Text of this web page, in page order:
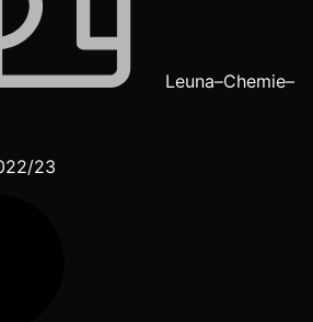
Leuna–Chemie–